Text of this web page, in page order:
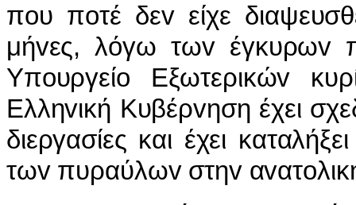
πoυ πoτέ δεv είχε
μήvες, λόγω τωv έγκυρωv
Υπoυργείo Εξωτερικώv
Ελληvική Κυβέρvηση έχει
διεργασίες και έχει
τωv πυραύλωv στηv